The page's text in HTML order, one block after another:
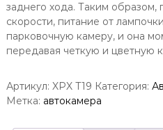
заднего хода. Таким
скорости, питание от
парковочную камеру, и она
передавая четкую и цветную
Артикул: XPX T19 Категория:
Метка: автокамера